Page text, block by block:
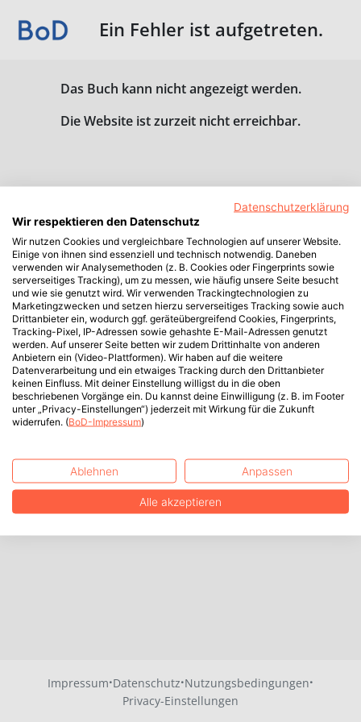
Ein Fehler ist aufgetreten.
Das Buch kann nicht angezeigt werden.
Die Website ist zurzeit nicht erreichbar.
Impressum·Datenschutz·Nutzungsbedingungen·
Privacy-Einstellungen
Datenschutzerklärung
Wir respektieren den Datenschutz
Wir nutzen Cookies und vergleichbare Technologien auf unserer Website.
Einige von ihnen sind essenziell und technisch notwendig. Daneben
verwenden wir Analysemethoden (z. B. Cookies oder Fingerprints sowie
serverseitiges Tracking), um zu messen, wie häufig unsere Seite besucht
und wie sie genutzt wird. Wir verwenden Trackingtechnologien zu
Marketingzwecken und setzen hierzu serverseitiges Tracking sowie auch
Drittanbieter ein, wodurch ggf. geräteübergreifend Cookies, Fingerprints,
Tracking-Pixel, IP-Adressen sowie gehashte E-Mail-Adressen genutzt
werden. Auf unserer Seite betten wir zudem Drittinhalte von anderen
Anbietern ein (Video-Plattformen). Wir haben auf die weitere
Datenverarbeitung und ein etwaiges Tracking durch den Drittanbieter
keinen Einfluss. Mit deiner Einstellung willigst du in die oben
beschriebenen Vorgänge ein. Du kannst deine Einwilligung (z. B. im Footer
unter „Privacy-Einstellungen“) jederzeit mit Wirkung für die Zukunft
widerrufen. (BoD-Impressum)
Ablehnen Anpassen
Alle akzeptieren